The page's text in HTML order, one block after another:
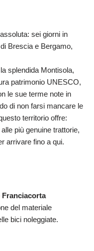
sei giorni in
Brescia e Bergamo,
splendida Montisola,
patrimonio UNESCO,
le sue terme note in
di non farsi mancare le
territorio offre:
più genuine trattorie,
arrivare fino a qui.
del materiale
bici noleggiate.